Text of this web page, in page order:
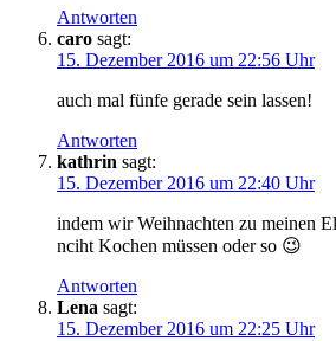
Antworten
caro sagt:
15. Dezember 2016 um 22:56 Uhr
auch mal fünfe gerade sein lassen!
Antworten
kathrin sagt:
15. Dezember 2016 um 22:40 Uhr
indem wir Weihnachten zu meinen
nciht Kochen müssen oder so 😉
Antworten
Lena sagt:
15. Dezember 2016 um 22:25 Uhr